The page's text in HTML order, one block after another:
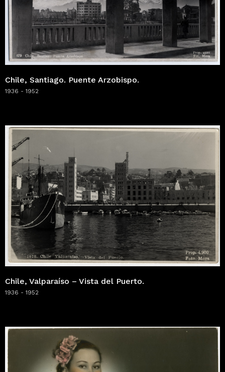
Chile, Santiago. Puente Arzobispo.
1936 - 1952
Chile, Valparaíso – Vista del Puerto.
1936 - 1952